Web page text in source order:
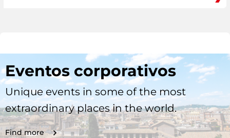
Eventos corporativos
Unique events in some of the most
extraordinary places in the world.
Find more